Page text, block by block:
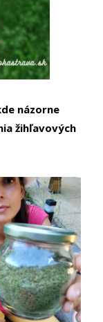
názorne
žihľavových